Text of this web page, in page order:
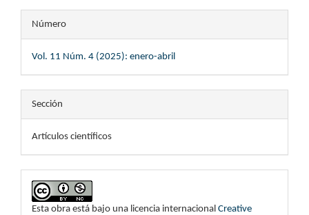
Número
Vol. 11 Núm. 4 (2025): enero-abril
Sección
Artículos científicos
Esta obra está bajo una licencia internacional Creative